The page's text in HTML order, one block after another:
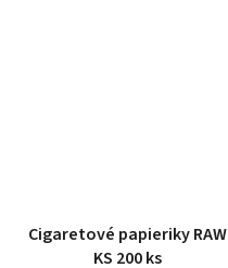
Cigaretové papieriky RAW
KS 200 ks